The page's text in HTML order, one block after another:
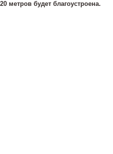
метров будет благоустроена.